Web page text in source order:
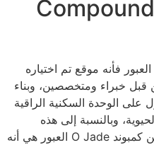
بالنسبة إلى موقع كمبوند O Jade العبور فأنه موقع تم اختياره
قبل خبراء ومتخصصين، وبناء
الوحدة السكنية الراقية
وبالنسبة إلى هذه
الأماكن القريبة التي تقع بالقرب من كمبوند O Jade العبور هي أنه